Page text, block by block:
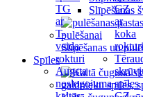
TG
ar
T-
veida
rokturi
Augsta
noslogojuma
GZ
ar
koka
spīles
Slīpēšanas
Slīpēšanas un
Spīles